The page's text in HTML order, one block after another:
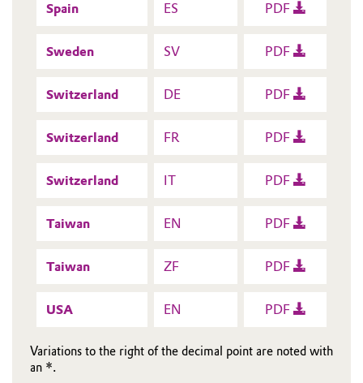
Spain ES PDF
Sweden SV PDF
Switzerland DE PDF
Switzerland FR PDF
Switzerland IT PDF
Taiwan EN PDF
Taiwan ZF PDF
USA EN PDF
Variations to the right of the decimal point are noted with
an *.